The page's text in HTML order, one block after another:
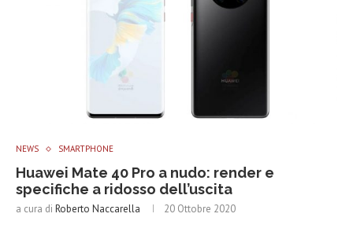
NEWS SMARTPHONE
Huawei Mate 40 Pro a nudo: render e
specifiche a ridosso dell’uscita
a cura di Roberto Naccarella 20 Ottobre 2020